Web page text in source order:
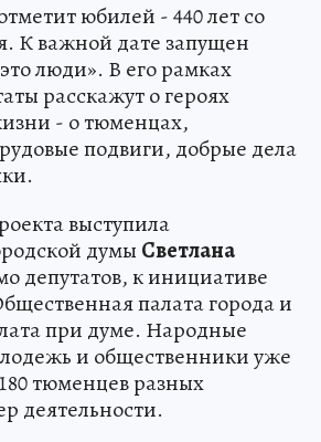
юбилей - 440 лет со
К важной дате запущен
люди». В его рамках
расскажут о героях
- о тюменцах,
подвиги, добрые дела
выступила
думы Светлана
депутатов, к инициативе
палата города и
при думе. Народные
и общественники уже
тюменцев разных
деятельности.